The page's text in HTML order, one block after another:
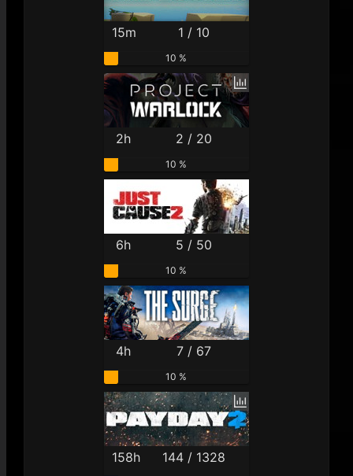
15m 1 / 10
10 %
2h 2 / 20
10 %
6h 5 / 50
10 %
4h 7 / 67
10 %
158h 144 / 1328